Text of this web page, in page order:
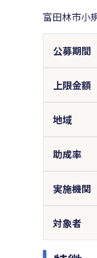
富田林市小
公募期間
上限金額
地域
助成率
実施機関
対象者